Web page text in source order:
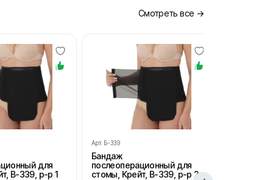
Смотреть все →
для
В-339, р-р 1
Арт. Б-339
Бандаж
послеоперационный для
стомы, Крейт, В-339, р-р 2